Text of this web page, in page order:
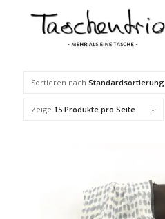
Sortieren nach Standardsortierung
Zeige 15 Produkte pro Seite